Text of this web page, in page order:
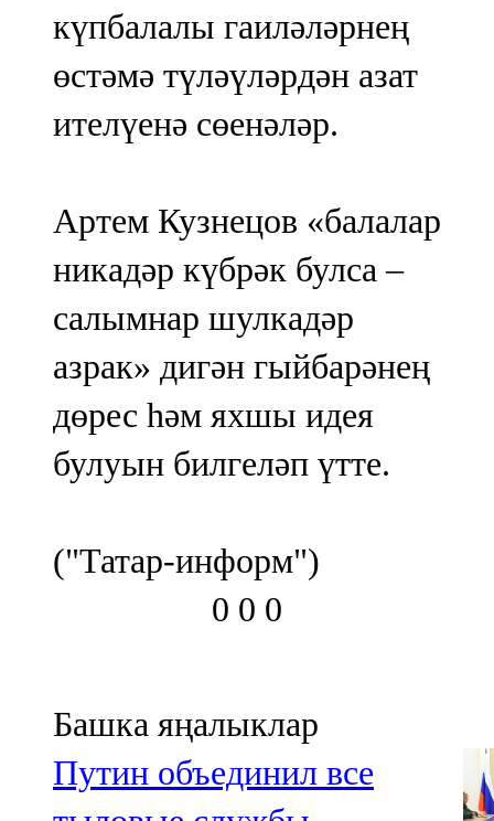
күпбалалы гаиләләрнең
өстәмә түләүләрдән азат
ителүенә сөенәләр.
Артем Кузнецов «балалар
никадәр күбрәк булса –
салымнар шулкадәр
азрак» дигән гыйбарәнең
дөрес һәм яхшы идея
булуын билгеләп үтте.
("Татар-информ")
0 0 0
Башка яңалыклар
Путин объединил все